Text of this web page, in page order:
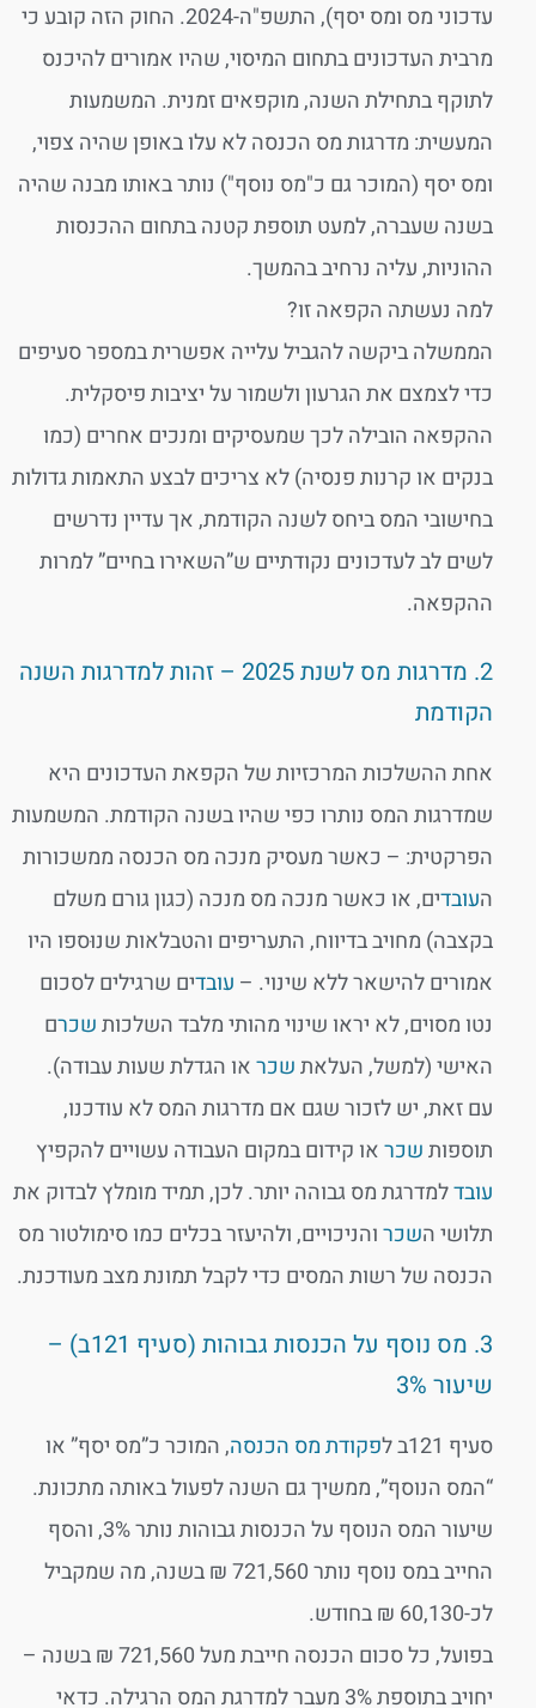
עדכוני מס ומס יסף), התשפ"ה-2024. החוק הזה קובע כי
מרבית העדכונים בתחום המיסוי, שהיו אמורים להיכנס
לתוקף בתחילת השנה, מוקפאים זמנית. המשמעות
המעשית: מדרגות מס הכנסה לא עלו באופן שהיה צפוי,
ומס יסף (המוכר גם כ"מס נוסף") נותר באותו מבנה שהיה
בשנה שעברה, למעט תוספת קטנה בתחום ההכנסות
ההוניות, עליה נרחיב בהמשך.
למה נעשתה הקפאה זו?
הממשלה ביקשה להגביל עלייה אפשרית במספר סעיפים
כדי לצמצם את הגרעון ולשמור על יציבות פיסקלית.
ההקפאה הובילה לכך שמעסיקים ומנכים אחרים (כמו
בנקים או קרנות פנסיה) לא צריכים לבצע התאמות גדולות
בחישובי המס ביחס לשנה הקודמת, אך עדיין נדרשים
לשים לב לעדכונים נקודתיים ש”השאירו בחיים” למרות
ההקפאה.
2. מדרגות מס לשנת 2025 – זהות למדרגות השנה
הקודמת
אחת ההשלכות המרכזיות של הקפאת העדכונים היא
שמדרגות המס נותרו כפי שהיו בשנה הקודמת. המשמעות
הפרקטית: – כאשר מעסיק מנכה מס הכנסה ממשכורות
העובדים, או כאשר מנכה מס מנכה (כגון גורם משלם
בקצבה) מחויב בדיווח, התעריפים והטבלאות שנוּספו היו
אמורים להישאר ללא שינוי. –עובדים שרגילים לסכום
נטו מסוים, לא יראו שינוי מהותי מלבד השלכותשכרם
האישי (למשל, העלאתשכראו הגדלת שעות עבודה).
עם זאת, יש לזכור שגם אם מדרגות המס לא עודכנו,
תוספותשכראו קידום במקום העבודה עשויים להקפיץ
עובדלמדרגת מס גבוהה יותר. לכן, תמיד מומלץ לבדוק את
תלושי השכרוהניכויים, ולהיעזר בכלים כמו סימולטור מס
הכנסה של רשות המסים כדי לקבל תמונת מצב מעודכנת.
3. מס נוסף על הכנסות גבוהות (סעיף 121ב) –
שיעור 3%
סעיף 121ב ל פקודת מס הכנסה, המוכר כ”מס יסף” או
“המס הנוסף”, ממשיך גם השנה לפעול באותה מתכונת.
שיעור המס הנוסף על הכנסות גבוהות נותר 3%, והסף
החייב במס נוסף נותר 721,560 ₪ בשנה, מה שמקביל
לכ-60,130 ₪ בחודש.
בפועל, כל סכום הכנסה חייבת מעל 721,560 ₪ בשנה –
יחויב בתוספת 3% מעבר למדרגת המס הרגילה. כדאי